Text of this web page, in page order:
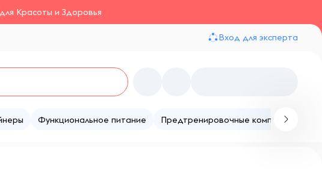
Красоты и Здоровья
Вход для эксперта
Функциональное питание Предтренировочные комплексы